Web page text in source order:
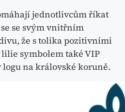
jednotlivcům říkat
se svým vnitřním
že s tolika pozitivními
symbolem také VIP
na královské koruně.